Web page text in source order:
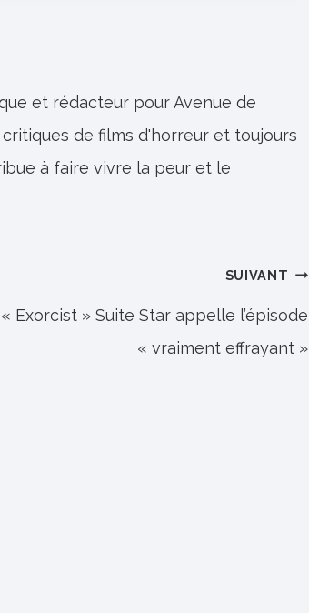
et rédacteur pour Avenue de
de films d'horreur et toujours
à faire vivre la peur et le
SUIVANT
« Exorcist » Suite Star appelle l’épisode
« vraiment effrayant »